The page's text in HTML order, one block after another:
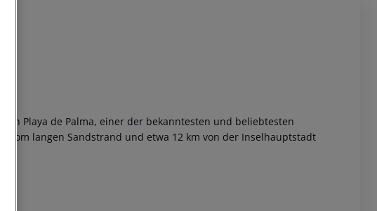
Playa de Palma, einer der bekanntesten und beliebtesten
vom langen Sandstrand und etwa 12 km von der Inselhauptstadt